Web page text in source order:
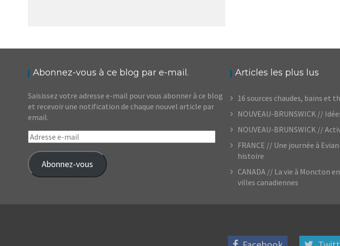
ÉCOSSE // ÉDIMBOURG : LE FESTIVAL FRINGE
Audrey
Abonnez-vous à ce blog par e-mail.
Saisissez votre adresse e-mail pour vous abonner à ce blog
et recevoir une notification de chaque nouvel article par
email.
Adresse
e-
mail
Abonnez-vous
Articles les plus lus
16 sources chaudes, bains et
NOUVEAU-BRUNSWICK //
NOUVEAU-BRUNSWICK //
FRANCE // Une journée à
histoire
CANADA // La vie à Moncton
villes canadiennes